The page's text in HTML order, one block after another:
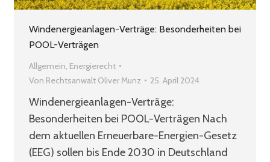
Windenergieanlagen-Verträge: Besonderheiten bei
POOL-Verträgen
Allgemein, Energierecht
Von Rechtsanwalt Oliver Munz 25. April 2024
Windenergieanlagen-Verträge:
Besonderheiten bei POOL-Verträgen Nach
dem aktuellen Erneuerbare-Energien-Gesetz
(EEG) sollen bis Ende 2030 in Deutschland